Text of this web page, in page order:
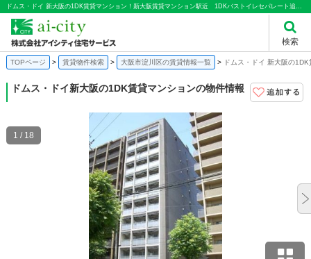
検索
ドムス・ドイ 新大阪の1DK賃貸マンション！新大阪賃貸マンション駅近 1DKバストイレセパレート追い焚きオートロック｜株式会社アイシティ住宅サービス
TOPページ 賃貸物件検索 大阪市淀川区の賃貸情報一覧 ドムス・ドイ 新大阪の
ドムス・ドイ新大阪の1DK賃貸マンションの物件情報
1 / 18